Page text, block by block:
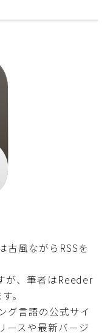
古風ながらRSSを
が、筆者はReeder
。
グ言語の公式サイ
ースや最新バージ